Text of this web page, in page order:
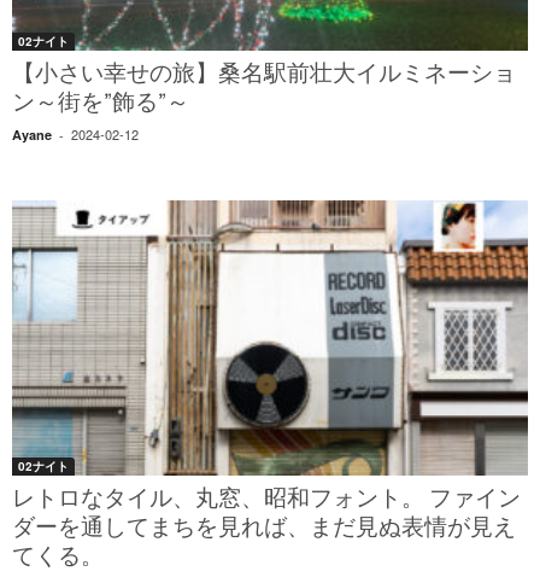
02ナイト
【小さい幸せの旅】桑名駅前壮大イルミネーショ
ン～街を”飾る”～
Ayane - 2024-02-12
02ナイト
レトロなタイル、丸窓、昭和フォント。 ファイン
ダーを通してまちを見れば、まだ見ぬ表情が見え
てくる。